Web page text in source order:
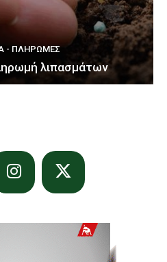
- ΠΛΗΡΩΜΈΣ
λιπασμάτων